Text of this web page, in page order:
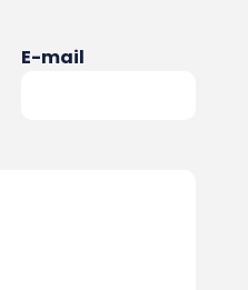
E-mail